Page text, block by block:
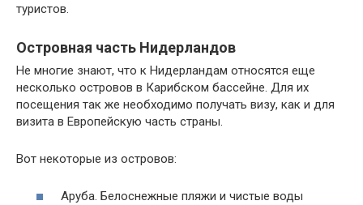
туристов.
Островная часть Нидерландов
Не многие знают, что к Нидерландам относятся еще
несколько островов в Карибском бассейне. Для их
посещения так же необходимо получать визу, как и для
визита в Европейскую часть страны.
Вот некоторые из островов:
Аруба. Белоснежные пляжи и чистые воды